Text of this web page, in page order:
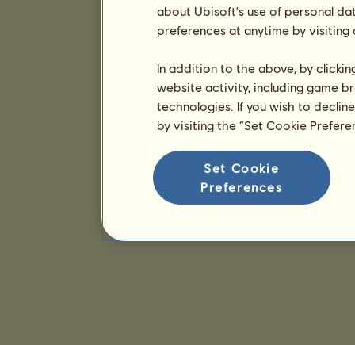
about Ubisoft's use of personal
preferences at anytime by
In addition to the above, by
website activity, including game
technologies. If you wish to
by visiting the “Set Cookie
Set Cookie
Preferences